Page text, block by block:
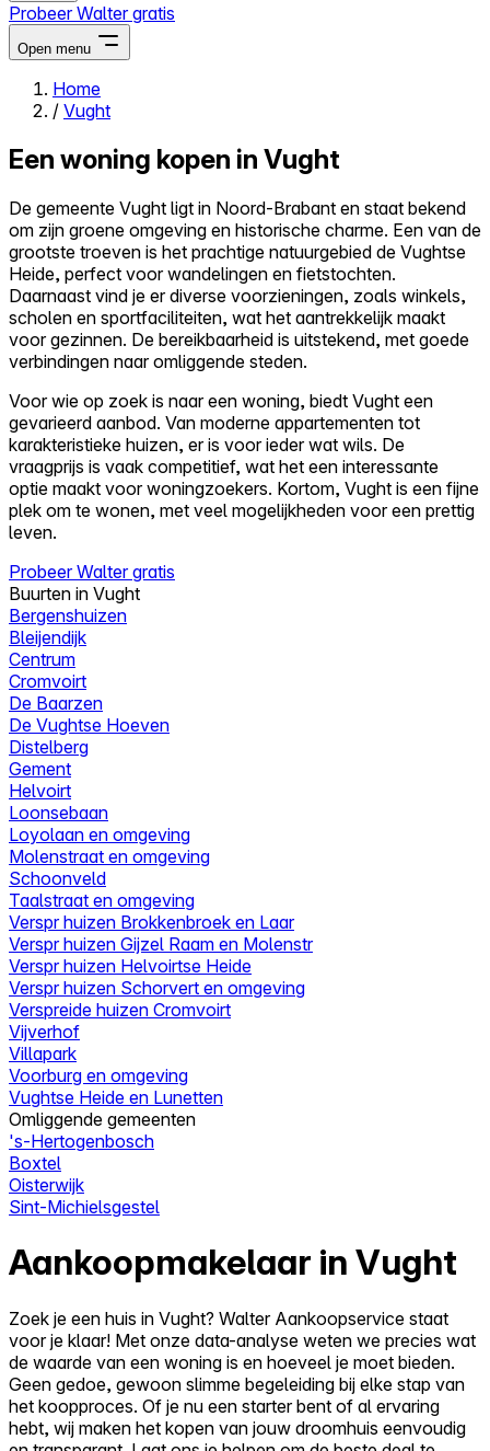
Probeer Walter gratis
Open menu
Close menu
Zelf kopen
Alles-in-één
Reviews
Prijzen
Log in
Probeer Walter gratis
Home
/ Vught
Een woning kopen in Vught
De gemeente Vught ligt in Noord-Brabant en staat bekend
om zijn groene omgeving en historische charme. Een van de
grootste troeven is het prachtige natuurgebied de Vughtse
Heide, perfect voor wandelingen en fietstochten.
Daarnaast vind je er diverse voorzieningen, zoals winkels,
scholen en sportfaciliteiten, wat het aantrekkelijk maakt
voor gezinnen. De bereikbaarheid is uitstekend, met goede
verbindingen naar omliggende steden.
Voor wie op zoek is naar een woning, biedt Vught een
gevarieerd aanbod. Van moderne appartementen tot
karakteristieke huizen, er is voor ieder wat wils. De
vraagprijs is vaak competitief, wat het een interessante
optie maakt voor woningzoekers. Kortom, Vught is een fijne
plek om te wonen, met veel mogelijkheden voor een prettig
leven.
Probeer Walter gratis
Buurten in Vught
Bergenshuizen
Bleijendijk
Centrum
Cromvoirt
De Baarzen
De Vughtse Hoeven
Distelberg
Gement
Helvoirt
Loonsebaan
Loyolaan en omgeving
Molenstraat en omgeving
Schoonveld
Taalstraat en omgeving
Verspr huizen Brokkenbroek en Laar
Verspr huizen Gijzel Raam en Molenstr
Verspr huizen Helvoirtse Heide
Verspr huizen Schorvert en omgeving
Verspreide huizen Cromvoirt
Vijverhof
Villapark
Voorburg en omgeving
Vughtse Heide en Lunetten
Omliggende gemeenten
's-Hertogenbosch
Boxtel
Oisterwijk
Sint-Michielsgestel
Aankoopmakelaar in Vught
Zoek je een huis in Vught? Walter Aankoopservice staat
voor je klaar! Met onze data-analyse weten we precies wat
de waarde van een woning is en hoeveel je moet bieden.
Geen gedoe, gewoon slimme begeleiding bij elke stap van
het koopproces. Of je nu een starter bent of al ervaring
hebt, wij maken het kopen van jouw droomhuis eenvoudig